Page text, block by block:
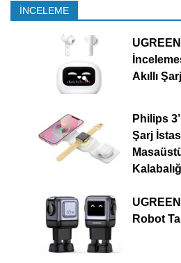
İNCELEME
Akıllı
Philips
Şarj
Robot